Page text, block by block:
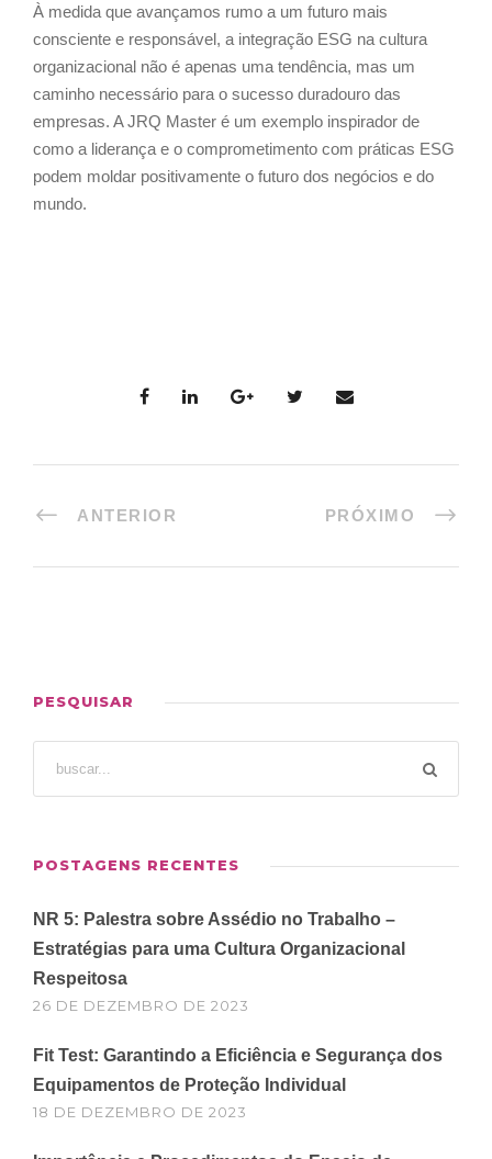
À medida que avançamos rumo a um futuro mais
consciente e responsável, a integração ESG na cultura
organizacional não é apenas uma tendência, mas um
caminho necessário para o sucesso duradouro das
empresas. A JRQ Master é um exemplo inspirador de
como a liderança e o comprometimento com práticas ESG
podem moldar positivamente o futuro dos negócios e do
mundo.
ANTERIOR PRÓXIMO
PESQUISAR
POSTAGENS RECENTES
NR 5: Palestra sobre Assédio no Trabalho –
Estratégias para uma Cultura Organizacional
Respeitosa
26 DE DEZEMBRO DE 2023
Fit Test: Garantindo a Eficiência e Segurança dos
Equipamentos de Proteção Individual
18 DE DEZEMBRO DE 2023